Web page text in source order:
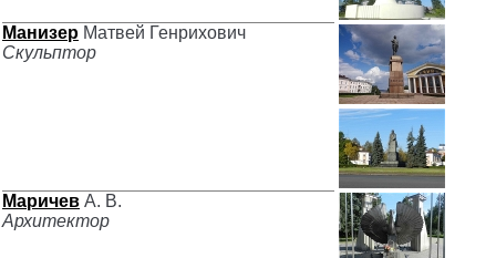
Манизер Матвей Генрихович
Скульптор
Маричев А. В.
Архитектор